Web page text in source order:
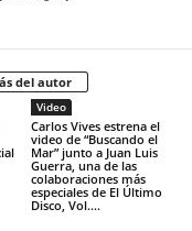
del autor
Video
Carlos Vives estrena el
video de “Buscando el
Mar” junto a Juan Luis
Guerra, una de las
colaboraciones más
especiales de El Último
Disco, Vol....